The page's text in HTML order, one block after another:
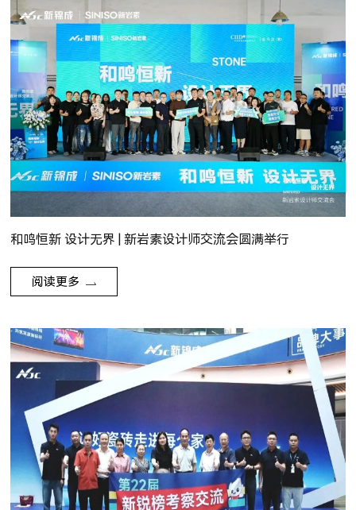
和鸣恒新 设计无界 | 新岩素设计师交流会圆满举行
阅读更多